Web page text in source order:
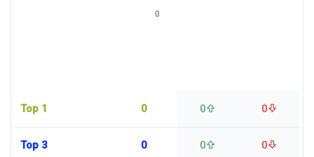
Top 1 0 0 0
Top 3 0 0 0
0